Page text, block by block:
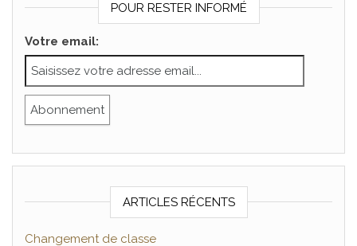
POUR RESTER INFORMÉ
Votre email:
ARTICLES RÉCENTS
Changement de classe